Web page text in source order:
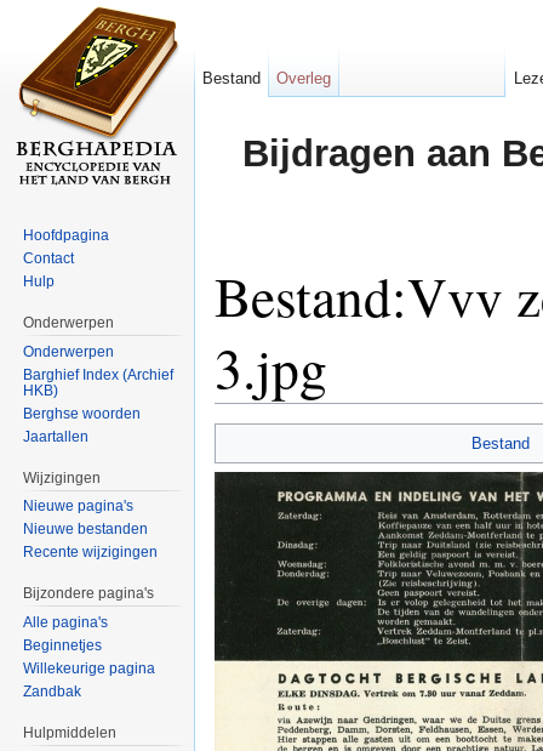
Bijdragen aan
Bestand:Vvv
3.jpg
Bestand
Bestand Overleg
Hoofdpagina
Contact
Hulp
Onderwerpen
Onderwerpen
Barghief Index (Archief
HKB)
Berghse woorden
Jaartallen
Wijzigingen
Nieuwe pagina's
Nieuwe bestanden
Recente wijzigingen
Bijzondere pagina's
Alle pagina's
Beginnetjes
Willekeurige pagina
Zandbak
Hulpmiddelen